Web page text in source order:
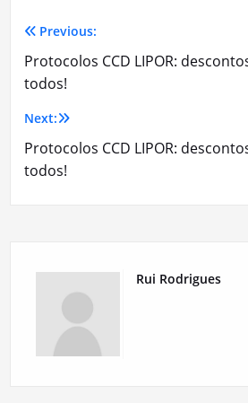
Navegação
de
artigos
Previous:
Protocolos CCD LIPOR:
todos!
Next:
Protocolos CCD LIPOR:
todos!
Rui Rodrigues